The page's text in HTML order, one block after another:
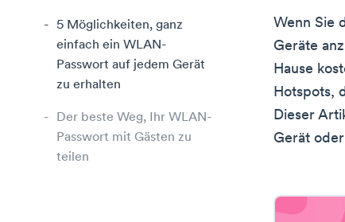
5 Möglichkeiten, ganz
einfach ein WLAN-
Passwort auf jedem Gerät
zu erhalten
Der beste Weg, Ihr WLAN-
Passwort mit Gästen zu
teilen
Wenn Sie
Geräte
Hause
Hotspots,
Dieser
Gerät